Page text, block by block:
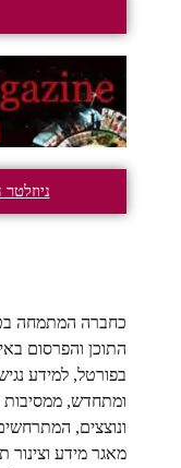
כחברה המתמחה
התוכן והפרסום
בפורטל, למידע
ומתחדש, ממסיבות
ונוצצים,
מאגר מידע וצינור